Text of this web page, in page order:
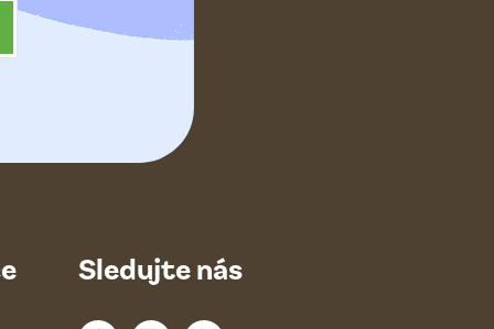
Sledujte nás